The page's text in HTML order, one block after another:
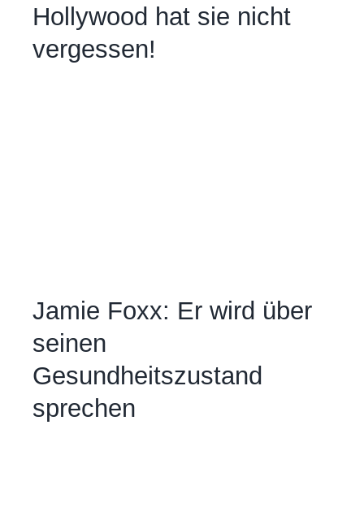
Hollywood hat sie nicht
vergessen!
Jamie Foxx: Er wird über
seinen
Gesundheitszustand
sprechen